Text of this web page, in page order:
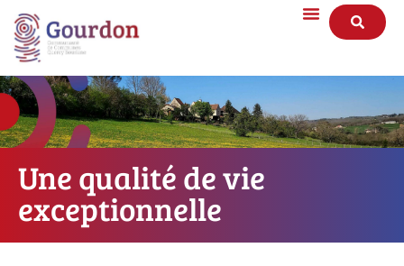
Une qualité de vie
exceptionnelle